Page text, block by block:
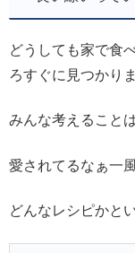
どうしても家で食
ろすぐに見つかり
みんな考えること
愛されてるなぁ一風
どんなレシピかと